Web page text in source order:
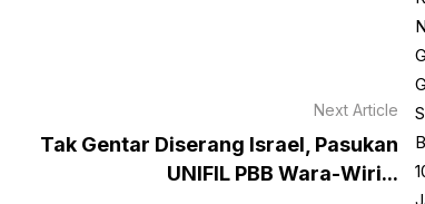
Next Article
Tak Gentar Diserang Israel, Pasukan
UNIFIL PBB Wara-Wiri...